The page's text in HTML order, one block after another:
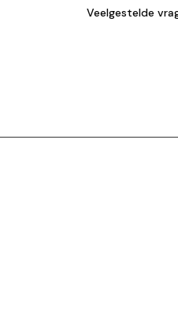
Veelgestelde